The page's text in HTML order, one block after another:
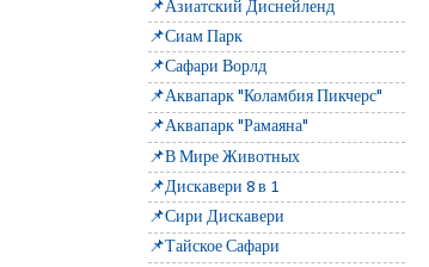
📌Азиатский Диснейленд
📌Сиам Парк
📌Сафари Ворлд
📌Аквапарк "Коламбия Пикчерс"
📌Аквапарк "Рамаяна"
📌В Мире Животных
📌Дискавери 8 в 1
📌Сири Дискавери
📌Тайское Сафари